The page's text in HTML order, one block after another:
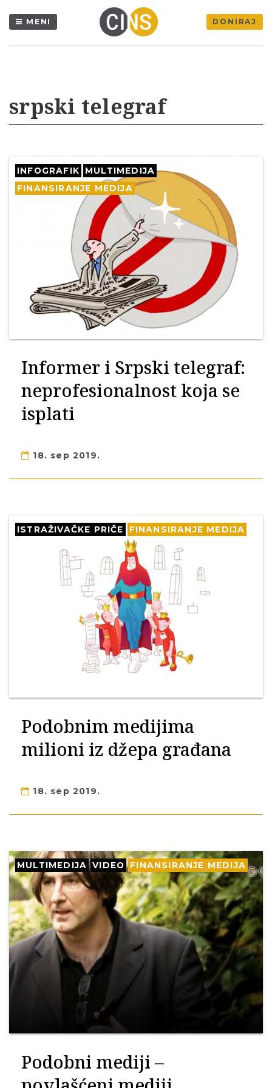
MENI DONIRAJ
srpski telegraf
INFOGRAFIK
MULTIMEDIJA
FINANSIRANJE MEDIJA
Informer i Srpski telegraf:
neprofesionalnost koja se
isplati
18. sep 2019.
ISTRAŽIVAČKE PRIČE FINANSIRANJE MEDIJA
Podobnim medijima
milioni iz džepa građana
18. sep 2019.
MULTIMEDIJA VIDEO FINANSIRANJE MEDIJA
Podobni mediji –